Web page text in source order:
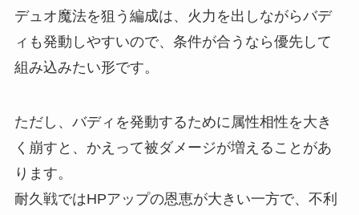
デュオ魔法を狙う編成は、火力を出しながらバデ
ィも発動しやすいので、条件が合うなら優先して
組み込みたい形です。
ただし、バディを発動するために属性相性を大き
く崩すと、かえって被ダメージが増えることがあ
ります。
耐久戦ではHPアップの恩恵が大きい一方で、不利